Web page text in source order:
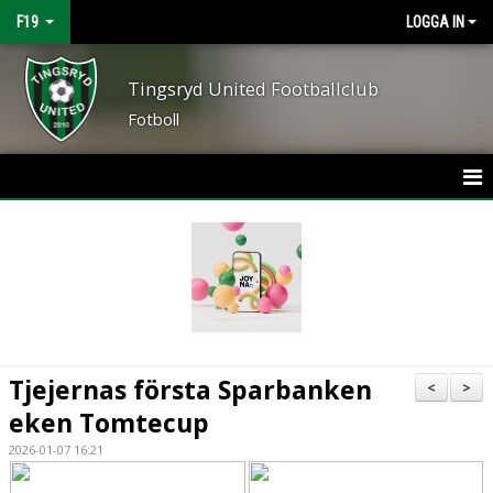
F19 LOGGA IN
Tingsryd United Footballclub
Fotboll
TRUPPEN
BILDGALLERI
>
<
Tjejernas första Sparbanken
eken Tomtecup
2026-01-07 16:21